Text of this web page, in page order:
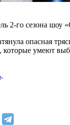
2-го сезона шоу
опасная
которые умеют
.